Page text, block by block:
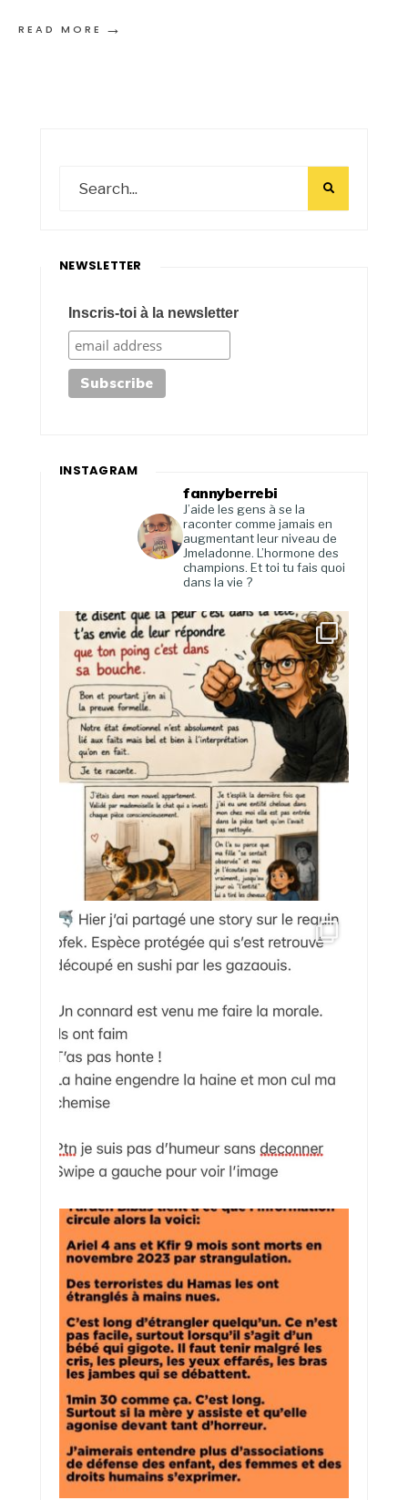
READ MORE →
NEWSLETTER
Inscris-toi à la newsletter
INSTAGRAM
fannyberrebi
J’aide les gens à se la
raconter comme jamais en
augmentant leur niveau de
Jmeladonne. L’hormone des
champions. Et toi tu fais quoi
dans la vie ?